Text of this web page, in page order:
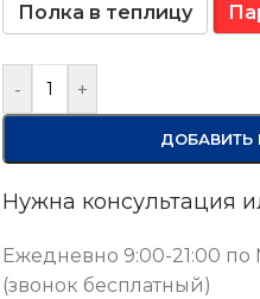
Полка в теплицу
- +
ДОБАВИТЬ
Нужна консультация
Ежедневно 9:00-21:00 по
(звонок бесплатный)